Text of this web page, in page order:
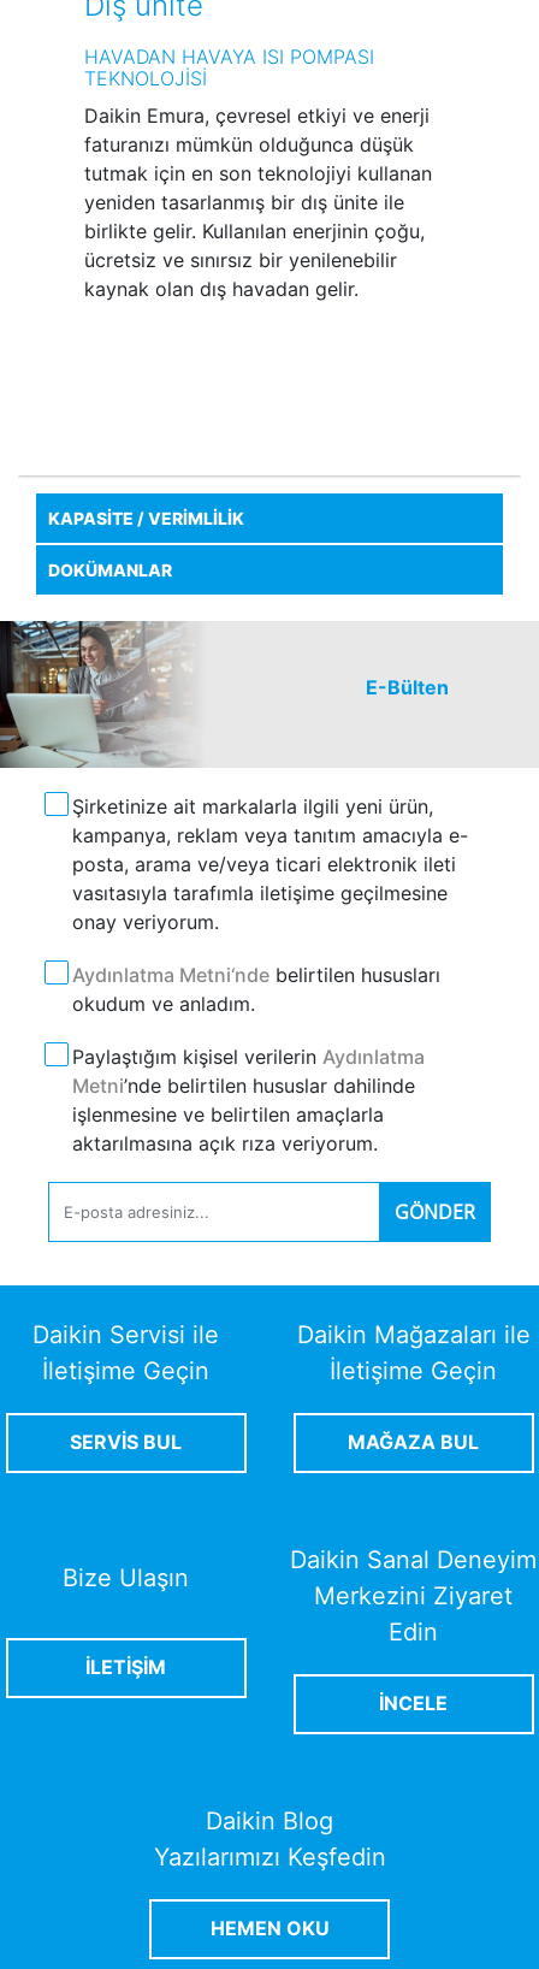
HAVADAN HAVAYA ISI POMPASI
TEKNOLOJİSİ
Daikin Emura, çevresel etkiyi ve enerji
faturanızı mümkün olduğunca düşük
tutmak için en son teknolojiyi kullanan
yeniden tasarlanmış bir dış ünite ile
birlikte gelir. Kullanılan enerjinin çoğu,
ücretsiz ve sınırsız bir yenilenebilir
kaynak olan dış havadan gelir.
KAPASİTE / VERİMLİLİK
DOKÜMANLAR
E-Bülten
Şirketinize ait markalarla ilgili yeni ürün,
kampanya, reklam veya tanıtım amacıyla e-
posta, arama ve/veya ticari elektronik ileti
vasıtasıyla tarafımla iletişime geçilmesine
onay veriyorum.
Aydınlatma Metni‘nde belirtilen hususları
okudum ve anladım.
Paylaştığım kişisel verilerin Aydınlatma
Metni’nde belirtilen hususlar dahilinde
işlenmesine ve belirtilen amaçlarla
aktarılmasına açık rıza veriyorum.
GÖNDER
Daikin Servisi ile
İletişime Geçin
SERVİS BUL
Daikin Mağazaları ile
İletişime Geçin
MAĞAZA BUL
Bize Ulaşın
İLETİŞİM
Daikin Sanal Deneyim
Merkezini Ziyaret
Edin
İNCELE
Daikin Blog
Yazılarımızı Keşfedin
HEMEN OKU